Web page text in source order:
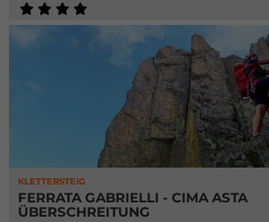
KLETTERSTEIG
FERRATA GABRIELLI - CIMA ASTA
ÜBERSCHREITUNG